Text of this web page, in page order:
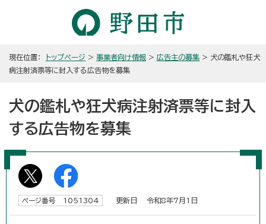
現在位置： トップページ > 事業者向け情報 > 広告主の募集 > 犬の鑑札や狂犬
病注射済票等に封入する広告物を募集
犬の鑑札や狂犬病注射済票等に封入
する広告物を募集
ページ番号 1051304 更新日 令和8年7月1日